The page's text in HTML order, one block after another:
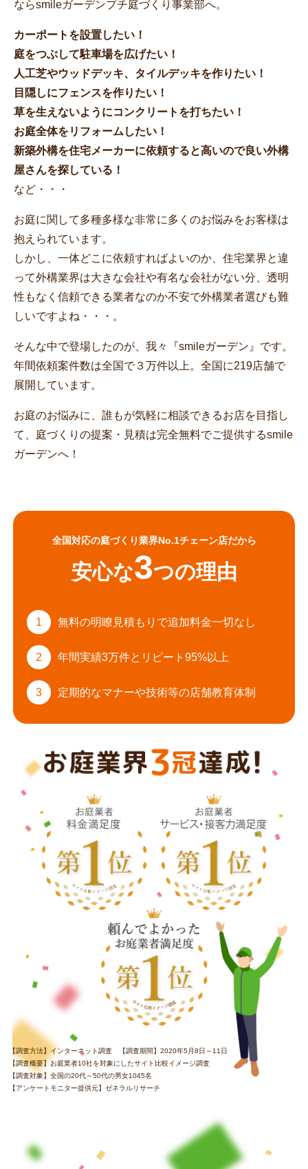
ならsmileガーデンプチ庭づくり事業部へ。
カーポートを設置したい！
庭をつぶして駐車場を広げたい！
人工芝やウッドデッキ、タイルデッキを作りたい！
目隠しにフェンスを作りたい！
草を生えないようにコンクリートを打ちたい！
お庭全体をリフォームしたい！
新築外構を住宅メーカーに依頼すると高いので良い外構
屋さんを探している！
など・・・
お庭に関して多種多様な非常に多くのお悩みをお客様は
抱えられています。
しかし、一体どこに依頼すればよいのか、住宅業界と違
って外構業界は大きな会社や有名な会社がない分、透明
性もなく信頼できる業者なのか不安で外構業者選びも難
しいですよね・・・。
そんな中で登場したのが、我々『smileガーデン』です。
年間依頼案件数は全国で３万件以上。全国に219店舗で
展開しています。
お庭のお悩みに、誰もが気軽に相談できるお店を目指し
て、庭づくりの提案・見積は完全無料でご提供するsmile
ガーデンへ！
全国対応の庭づくり業界No.1チェーン店だから
安心な3つの理由
1 無料の明瞭見積もりで追加料金一切なし
2 年間実績3万件と リピート95%以上
3 定期的なマナーや技術等の店舗教育体制
【調査方法】インターネット調査 【調査期間】2020年5月8日～11日
【調査概要】お庭業者10社を対象にしたサイト比較イメージ調査
【調査対象】全国の20代～50代の男女1045名
【アンケートモニター提供元】ゼネラルリサーチ